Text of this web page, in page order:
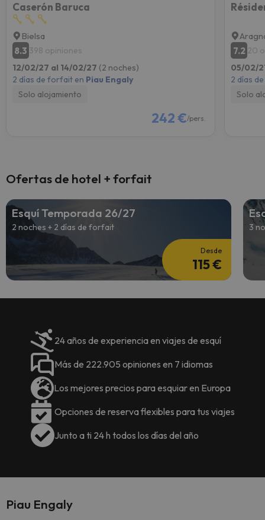
Caserón Baruca
Bielsa
8.3 398 opiniones
12/02/27 al 14/02/27 (2 noches)
2 días de forfait en Piau Engaly
Solo alojamiento
242 €/pers.
7.2 20
05/02/
2 días
Solo
Ofertas de hotel + forfait
Esquí Temporada 26/27
2 noches + 2 días de forfait
Desde
115 €
3
24 años de experiencia en viajes de esquí
Más de 222.905 opiniones en 7 idiomas
Los mejores precios para esquiar en Europa
Opciones de reserva flexibles para tus viajes
Junto a ti 24 h todos los días del año
Piau Engaly